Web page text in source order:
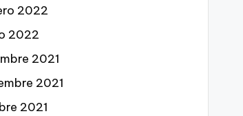
2022
2022
2021
2021
2021